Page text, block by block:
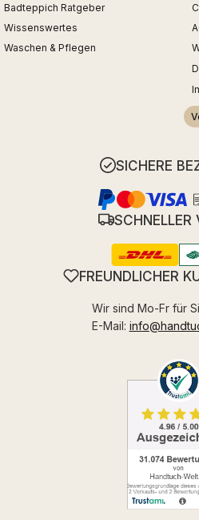
Badteppich Ratgeber
Wissenswertes
Waschen & Pflegen
SICHERE
SCHNELLER
FREUNDLICHER
Wir sind Mo-Fr für
E-Mail: